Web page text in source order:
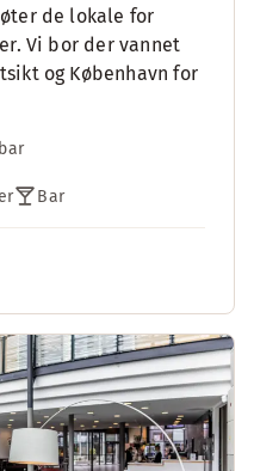
de lokale for
Vi bor der vannet
og København for
Bar